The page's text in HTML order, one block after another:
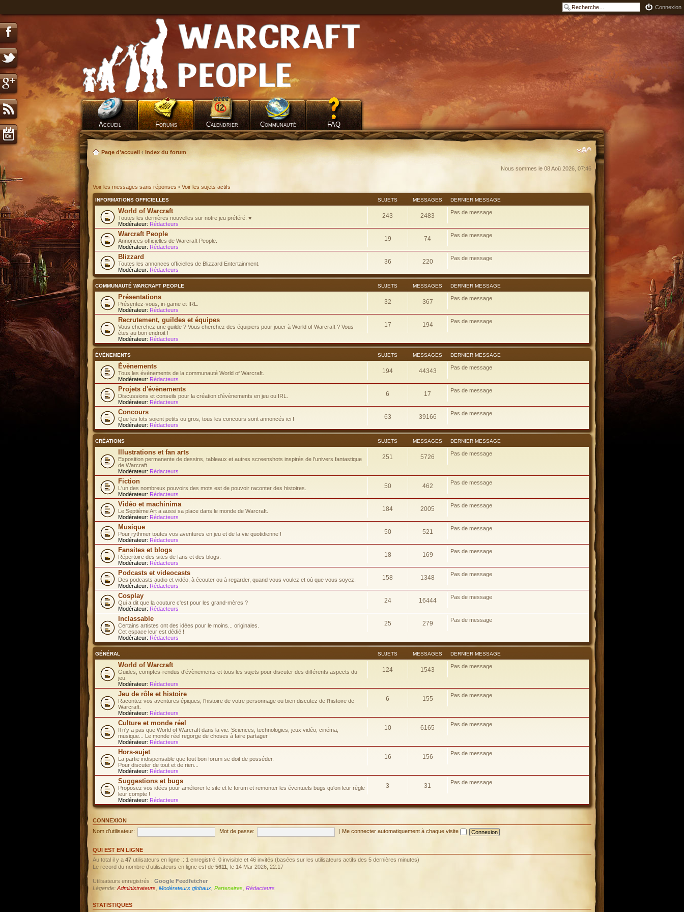
Connexion
Accueil Forums Calendrier Communauté FAQ
Page d'accueil ‹ Index du forum
Nous sommes le 08 Aoû 2026, 07:46
Voir les messages sans réponses • Voir les sujets actifs
INFORMATIONS OFFICIELLES SUJETS MESSAGES DERNIER MESSAGE
World of Warcraft
Toutes les dernières nouvelles sur notre jeu préféré. ♥
Modérateur: Rédacteurs
243 2483 Pas de message
Warcraft People
Annonces officielles de Warcraft People.
Modérateur: Rédacteurs
19 74 Pas de message
Blizzard
Toutes les annonces officielles de Blizzard Entertainment.
Modérateur: Rédacteurs
36 220 Pas de message
COMMUNAUTÉ WARCRAFT PEOPLE SUJETS MESSAGES DERNIER MESSAGE
Présentations
Présentez-vous, in-game et IRL.
Modérateur: Rédacteurs
32 367 Pas de message
Recrutement, guildes et équipes
Vous cherchez une guilde ? Vous cherchez des équipiers pour jouer à World of Warcraft ? Vous
êtes au bon endroit !
Modérateur: Rédacteurs
17 194 Pas de message
ÉVÈNEMENTS SUJETS MESSAGES DERNIER MESSAGE
Évènements
Tous les évènements de la communauté World of Warcraft.
Modérateur: Rédacteurs
194 44343 Pas de message
Projets d'évènements
Discussions et conseils pour la création d'évènements en jeu ou IRL.
Modérateur: Rédacteurs
6 17 Pas de message
Concours
Que les lots soient petits ou gros, tous les concours sont annoncés ici !
Modérateur: Rédacteurs
63 39166 Pas de message
CRÉATIONS SUJETS MESSAGES DERNIER MESSAGE
Illustrations et fan arts
Exposition permanente de dessins, tableaux et autres screenshots inspirés de l'univers fantastique
de Warcraft.
Modérateur: Rédacteurs
251 5726 Pas de message
Fiction
L'un des nombreux pouvoirs des mots est de pouvoir raconter des histoires.
Modérateur: Rédacteurs
50 462 Pas de message
Vidéo et machinima
Le Septième Art a aussi sa place dans le monde de Warcraft.
Modérateur: Rédacteurs
184 2005 Pas de message
Musique
Pour rythmer toutes vos aventures en jeu et de la vie quotidienne !
Modérateur: Rédacteurs
50 521 Pas de message
Fansites et blogs
Répertoire des sites de fans et des blogs.
Modérateur: Rédacteurs
18 169 Pas de message
Podcasts et videocasts
Des podcasts audio et vidéo, à écouter ou à regarder, quand vous voulez et où que vous soyez.
Modérateur: Rédacteurs
158 1348 Pas de message
Cosplay
Qui a dit que la couture c'est pour les grand-mères ?
Modérateur: Rédacteurs
24 16444 Pas de message
Inclassable
Certains artistes ont des idées pour le moins... originales.
Cet espace leur est dédié !
Modérateur: Rédacteurs
25 279 Pas de message
GÉNÉRAL SUJETS MESSAGES DERNIER MESSAGE
World of Warcraft
Guides, comptes-rendus d'évènements et tous les sujets pour discuter des différents aspects du
jeu.
Modérateur: Rédacteurs
124 1543 Pas de message
Jeu de rôle et histoire
Racontez vos aventures épiques, l'histoire de votre personnage ou bien discutez de l'histoire de
Warcraft.
Modérateur: Rédacteurs
6 155 Pas de message
Culture et monde réel
Il n'y a pas que World of Warcraft dans la vie. Sciences, technologies, jeux vidéo, cinéma,
musique... Le monde réel regorge de choses à faire partager !
Modérateur: Rédacteurs
10 6165 Pas de message
Hors-sujet
La partie indispensable que tout bon forum se doit de posséder.
Pour discuter de tout et de rien...
Modérateur: Rédacteurs
16 156 Pas de message
Suggestions et bugs
Proposez vos idées pour améliorer le site et le forum et remonter les éventuels bugs qu'on leur règle
leur compte !
Modérateur: Rédacteurs
3 31 Pas de message
CONNEXION
Nom d’utilisateur:
Mot de passe: Me connecter automatiquement à chaque visite
QUI EST EN LIGNE
Au total il y a 47 utilisateurs en ligne :: 1 enregistré, 0 invisible et 46 invités (basées sur les utilisateurs actifs des 5 dernières minutes)
Le record du nombre d’utilisateurs en ligne est de 5611 , le 14 Mar 2026, 22:17
Utilisateurs enregistrés : Google Feedfetcher
Légende: Administrateurs Modérateurs globaux Partenaires Rédacteurs
STATISTIQUES